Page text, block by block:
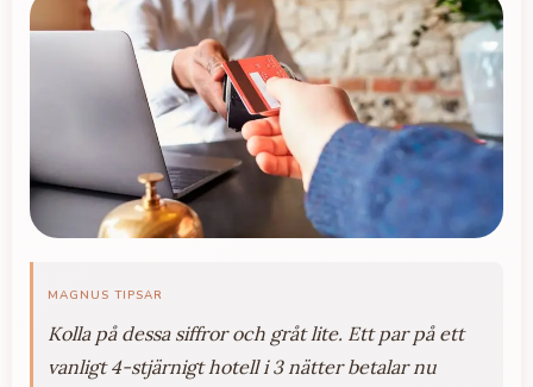
MAGNUS TIPSAR
Kolla på dessa siffror och gråt lite. Ett par på ett
vanligt 4-stjärnigt hotell i 3 nätter betalar nu